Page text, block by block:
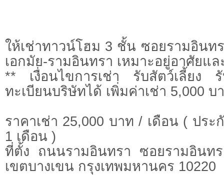
ให้เช่าทาวน์โฮม 3 ชั้น ซอยรามอินท
เอกมัย-รามอินทรา เหมาะอยู่อาศัยแ
** เงื่อนไขการเช่า รับสัตว์เลี้ยง
ทะเบียนบริษัทได้ เพิ่มค่าเช่า 5,000 บ
ราคาเช่า 25,000 บาท / เดือน ( ปร
1 เดือน )
ที่ตั้ง ถนนรามอินทรา ซอยรามอินท
เขตบางเขน กรุงเทพมหานคร 10220